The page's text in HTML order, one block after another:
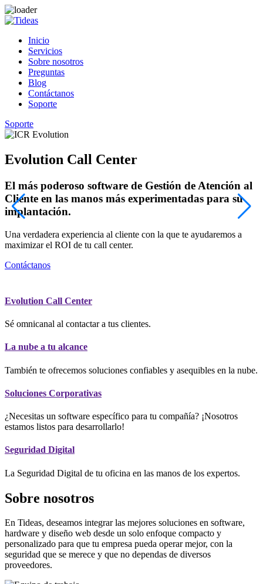
Inicio
Servicios
Sobre nosotros
Preguntas
Blog
Contáctanos
Soporte
Soporte
Evolution Call Center
El más poderoso software de Gestión de Atención al
Cliente en las manos más experimentadas para su
implantación.
Una verdadera experiencia al cliente con la que te ayudaremos a
maximizar el ROI de tu call center.
Contáctanos
Evolution Call Center
Sé omnicanal al contactar a tus clientes.
La nube a tu alcance
También te ofrecemos soluciones confiables y asequibles en la nube.
Soluciones Corporativas
¿Necesitas un software específico para tu compañía? ¡Nosotros
estamos listos para desarrollarlo!
Seguridad Digital
La Seguridad Digital de tu oficina en las manos de los expertos.
Sobre nosotros
En Tideas, deseamos integrar las mejores soluciones en software,
hardware y diseño web desde un solo enfoque compacto y
personalizado para que tu empresa pueda operar mejor, con la
seguridad que se merece y que no dependas de diversos
proveedores.